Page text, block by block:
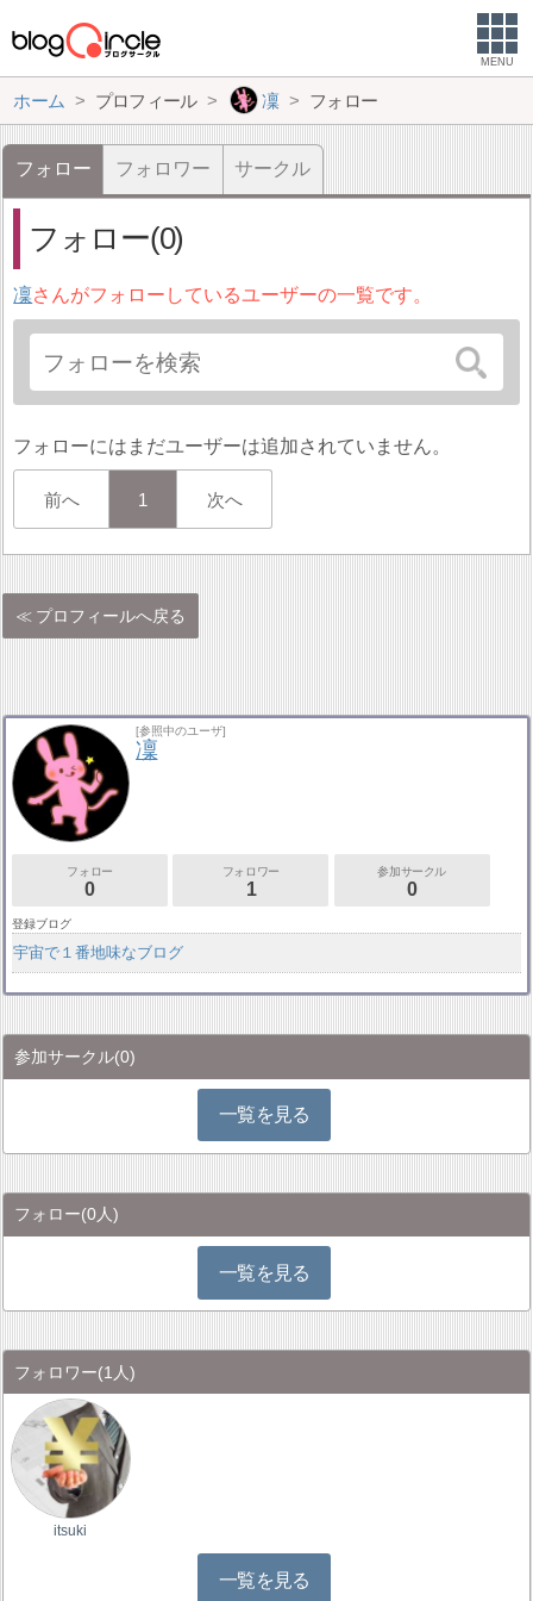
MENU
ホーム プロフィール 凜 フォロー
フォロー フォロワー サークル
フォロー(0)
凜さんがフォローしているユーザーの一覧です。
フォローにはまだユーザーは追加されていません。
前へ 1 次へ
プロフィールへ戻る
[参照中のユーザ]
凜
フォロー
0
フォロワー
1
参加サークル
0
登録ブログ
宇宙で１番地味なブログ
参加サークル(0)
一覧を見る
フォロー(0人)
一覧を見る
フォロワー(1人)
itsuki
一覧を見る